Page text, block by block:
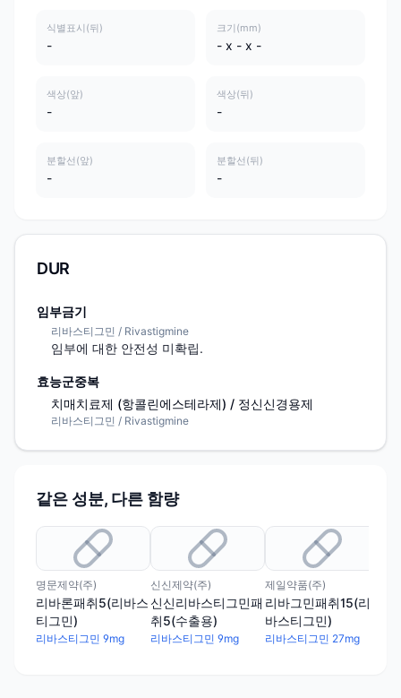
식별표시(뒤)
-
크기(mm)
- x - x -
색상(앞)
-
색상(뒤)
-
분할선(앞)
-
분할선(뒤)
-
DUR
임부금기
리바스티그민 / Rivastigmine
임부에 대한 안전성 미확립.
효능군중복
치매치료제 (항콜린에스테라제) / 정신신경용제
리바스티그민 / Rivastigmine
같은 성분, 다른 함량
명문제약(주)
리바론패취5(리바스
티그민)
리바스티그민 9mg
신신제약(주)
신신리바스티그민패
취5(수출용)
리바스티그민 9mg
제일약품(주)
리바그민패취15(리
바스티그민)
리바스티그민 27mg